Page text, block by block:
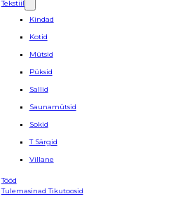
Tekstiil
Kindad
Kotid
Mütsid
Püksid
Sallid
Saunamütsid
Sokid
T Särgid
Villane
Tööd
Tulemasinad Tikutoosid